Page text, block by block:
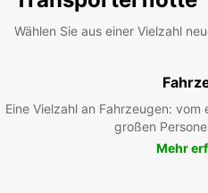
Wählen Sie aus einer Vielzahl
Eine Vielzahl an Fahrzeugen:
großen
Mehr